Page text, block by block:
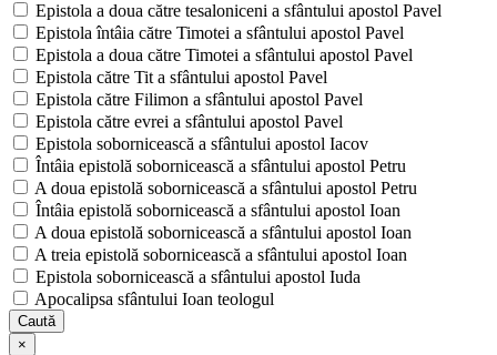
Epistola a doua către tesaloniceni a sfântului apostol Pavel
Epistola întâia către Timotei a sfântului apostol Pavel
Epistola a doua către Timotei a sfântului apostol Pavel
Epistola către Tit a sfântului apostol Pavel
Epistola către Filimon a sfântului apostol Pavel
Epistola către evrei a sfântului apostol Pavel
Epistola sobornicească a sfântului apostol Iacov
Întâia epistolă sobornicească a sfântului apostol Petru
A doua epistolă sobornicească a sfântului apostol Petru
Întâia epistolă sobornicească a sfântului apostol Ioan
A doua epistolă sobornicească a sfântului apostol Ioan
A treia epistolă sobornicească a sfântului apostol Ioan
Epistola sobornicească a sfântului apostol Iuda
Apocalipsa sfântului Ioan teologul
Caută
×